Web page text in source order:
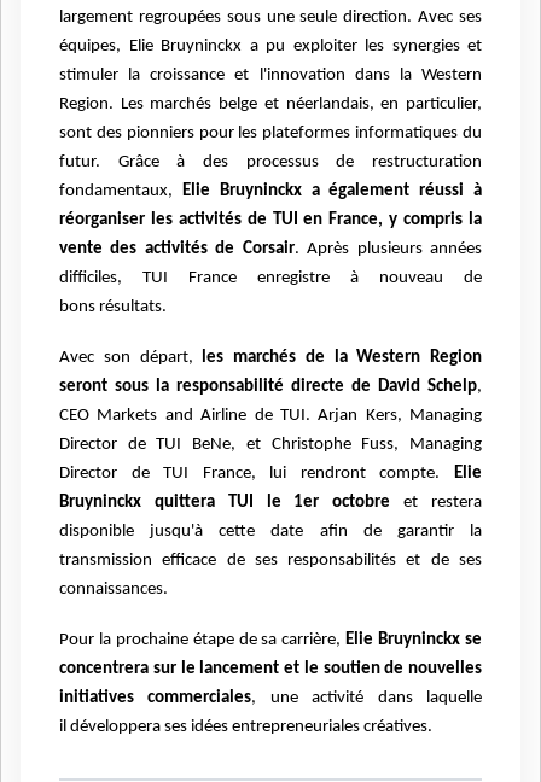
largement regroupées sous une seule direction. Avec ses
équipes, Elie Bruyninckx a pu exploiter les synergies et
stimuler la croissance et l'innovation dans la Western
Region. Les marchés belge et néerlandais, en particulier,
sont des pionniers pour les plateformes informatiques du
futur. Grâce à des processus de restructuration
fondamentaux, Elie Bruyninckx a également réussi à
réorganiser les activités de TUI en France, y compris la
vente des activités de Corsair. Après plusieurs années
difficiles, TUI France enregistre à nouveau de
bons résultats.
Avec son départ, les marchés de la Western Region
seront sous la responsabilité directe de David Schelp,
CEO Markets and Airline de TUI. Arjan Kers, Managing
Director de TUI BeNe, et Christophe Fuss, Managing
Director de TUI France, lui rendront compte. Elie
Bruyninckx quittera TUI le 1er octobre et restera
disponible jusqu'à cette date afin de garantir la
transmission efficace de ses responsabilités et de ses
connaissances.
Pour la prochaine étape de sa carrière,Elie Bruyninckx se
concentrera sur le lancement et le soutien de nouvelles
initiatives commerciales, une activité dans laquelle
il développera ses idées entrepreneuriales créatives.